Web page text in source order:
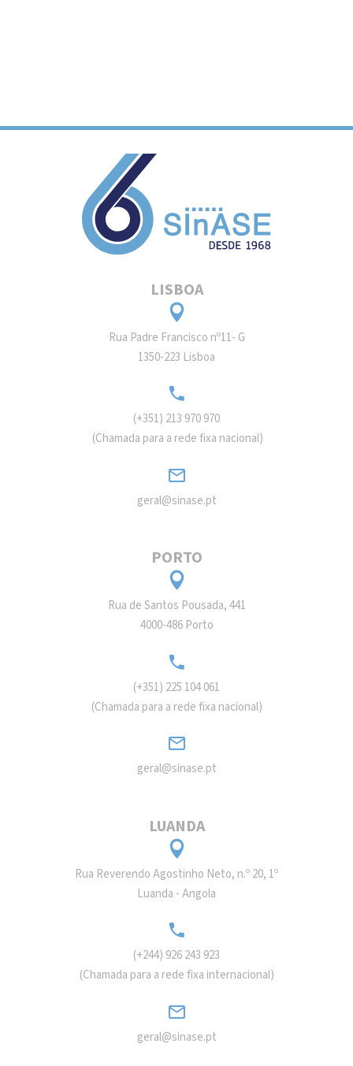
LISBOA
Rua Padre Francisco nº11- G
1350-223 Lisboa
(+351) 213 970 970
(Chamada para a rede fixa nacional)
geral@sinase.pt
PORTO
Rua de Santos Pousada, 441
4000-486 Porto
(+351) 225 104 061
(Chamada para a rede fixa nacional)
geral@sinase.pt
LUANDA
Rua Reverendo Agostinho Neto, n.º 20, 1º
Luanda - Angola
(+244) 926 243 923
(Chamada para a rede fixa internacional)
geral@sinase.pt